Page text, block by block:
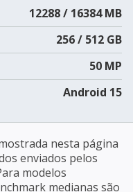
12288 / 16384 MB
256 / 512 GB
50 MP
Android 15
nesta página
enviados pelos
modelos
medianas são